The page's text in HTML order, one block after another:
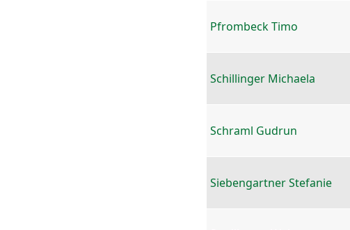
Pfrombeck Timo
Schillinger Michaela
Schraml Gudrun
Siebengartner Stefanie